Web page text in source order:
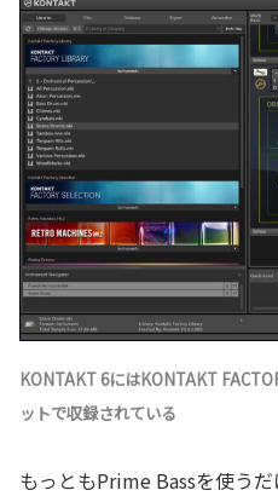
KONTAKT 6にはKONTAKT
ットで収録されている
もっともPrime Bassを使うだ